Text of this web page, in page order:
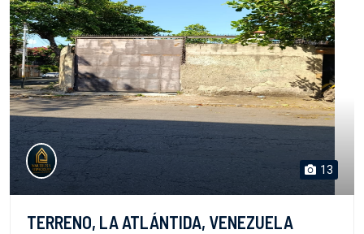
13
TERRENO, LA ATLÁNTIDA, VENEZUELA